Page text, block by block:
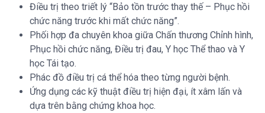
Điều trị theo triết lý “Bảo tồn trước thay thế – Phục hồi
chức năng trước khi mất chức năng”.
Phối hợp đa chuyên khoa giữa Chấn thương Chỉnh hình,
Phục hồi chức năng, Điều trị đau, Y học Thể thao và Y
học Tái tạo.
Phác đồ điều trị cá thể hóa theo từng người bệnh.
Ứng dụng các kỹ thuật điều trị hiện đại, ít xâm lấn và
dựa trên bằng chứng khoa học.